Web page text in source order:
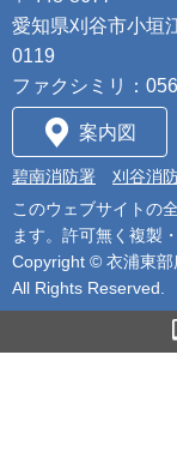
愛知県刈谷市小垣
0119
ファクシミリ：
案内図
碧南消防署 刈谷消
このウェブサイトの
ます。許可無く複製
Copyright © 衣浦東
All Rights Reserved.